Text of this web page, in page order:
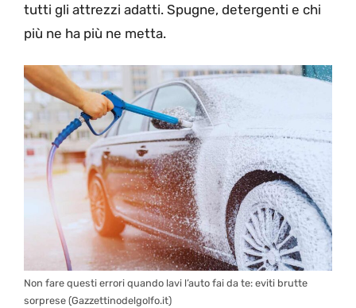
tutti gli attrezzi adatti. Spugne, detergenti e chi
più ne ha più ne metta.
Non fare questi errori quando lavi l’auto fai da te: eviti brutte
sorprese (Gazzettinodelgolfo.it)